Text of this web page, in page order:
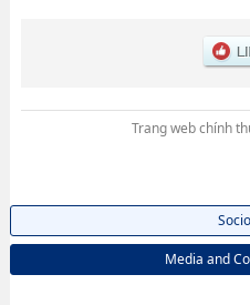
Trang web chính
Media and